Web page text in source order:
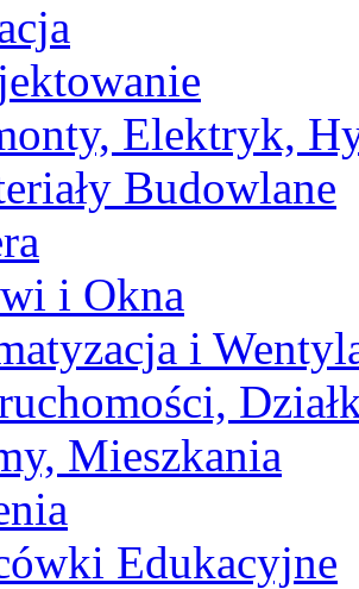
Elektryk,
Budowlane
i Okna
i
Mieszkania
Edukacyjne